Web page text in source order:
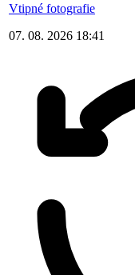
Vtipné fotografie
07. 08. 2026 18:41